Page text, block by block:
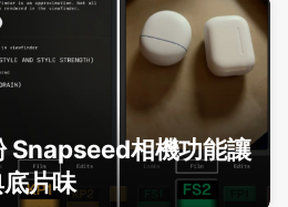
Snapseed相機功能讓
片味